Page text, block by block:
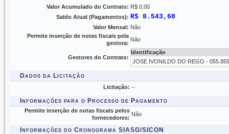
Valor Acumulado do Contrato: R$ 0,00
Saldo Atual (Pagamentos): R$ 8.543,60
Valor Mensal: Não
Permite inserção de notas fiscais pela
gestora:
Não
Gestores do Contrato:
Identificação
JOSE IVONILDO DO REGO -
Dados da Licitação
Licitação: --
Informações para o Processo de Pagamento
Permite inserção de notas fiscais pelos
fornecedores:
Não
Informações do Cronograma SIASG/SICON